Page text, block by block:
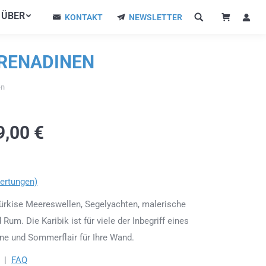
ÜBER KONTAKT NEWSLETTER
€
Meereswellen, Segelyachten, malerische
Rum. Die Karibik ist für viele der Inbegriff eines
und Sommerflair für Ihre Wand.
| FAQ
ÜBER KONTAKT NEWSLETTER